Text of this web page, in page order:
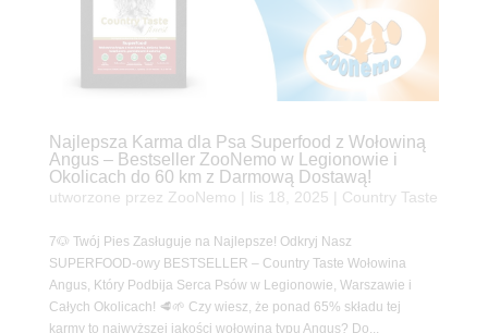
Najlepsza Karma dla Psa Superfood z Wołowiną
Angus – Bestseller ZooNemo w Legionowie i
Okolicach do 60 km z Darmową Dostawą!
utworzone przez ZooNemo lis 18, 2025 Country Taste
7🐶 Twój Pies Zasługuje na Najlepsze! Odkryj Nasz
SUPERFOOD-owy BESTSELLER – Country Taste Wołowina
Angus, Który Podbija Serca Psów w Legionowie, Warszawie i
Całych Okolicach! 🥩🌱 Czy wiesz, że ponad 65% składu tej
karmy to najwyższej jakości wołowina typu Angus? Do...